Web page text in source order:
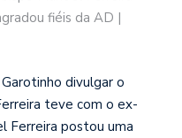
fiéis da AD |
divulgar o
teve com o ex-
Ferreira postou uma